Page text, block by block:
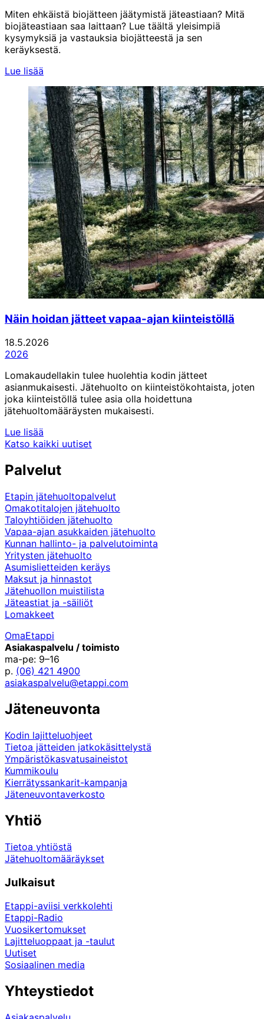
Miten ehkäistä biojätteen jäätymistä jäteastiaan? Mitä
biojäteastiaan saa laittaan? Lue täältä yleisimpiä
kysymyksiä ja vastauksia biojätteestä ja sen
keräyksestä.
Lue lisää
Näin hoidan jätteet vapaa-ajan kiinteistöllä
18.5.2026
2026
Lomakaudellakin tulee huolehtia kodin jätteet
asianmukaisesti. Jätehuolto on kiinteistökohtaista, joten
joka kiinteistöllä tulee asia olla hoidettuna
jätehuoltomääräysten mukaisesti.
Lue lisää
Katso kaikki uutiset
Palvelut
Etapin jätehuoltopalvelut
Omakotitalojen jätehuolto
Taloyhtiöiden jätehuolto
Vapaa-ajan asukkaiden jätehuolto
Kunnan hallinto- ja palvelutoiminta
Yritysten jätehuolto
Asumislietteiden keräys
Maksut ja hinnastot
Jätehuollon muistilista
Jäteastiat ja -säiliöt
Lomakkeet
OmaEtappi
Asiakaspalvelu / toimisto
ma-pe: 9–16
p. (06) 421 4900
asiakaspalvelu@etappi.com
Jäteneuvonta
Kodin lajitteluohjeet
Tietoa jätteiden jatkokäsittelystä
Ympäristökasvatusaineistot
Kummikoulu
Kierrätyssankarit-kampanja
Jäteneuvontaverkosto
Yhtiö
Tietoa yhtiöstä
Jätehuoltomääräykset
Julkaisut
Etappi-aviisi verkkolehti
Etappi-Radio
Vuosikertomukset
Lajitteluoppaat ja -taulut
Uutiset
Sosiaalinen media
Yhteystiedot